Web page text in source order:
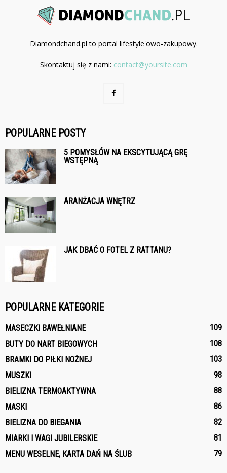
Diamondchand.pl to portal lifestyle'owo-zakupowy.
Skontaktuj się z nami: contact@yoursite.com
POPULARNE POSTY
5 POMYSŁÓW NA EKSCYTUJĄCĄ GRĘ
WSTĘPNĄ
ARANŻACJA WNĘTRZ
JAK DBAĆ O FOTEL Z RATTANU?
POPULARNE KATEGORIE
MASECZKI BAWEŁNIANE
109
BUTY DO NART BIEGOWYCH
108
BRAMKI DO PIŁKI NOŻNEJ
103
MUSZKI
98
BIELIZNA TERMOAKTYWNA
88
MASKI
86
BIELIZNA DO BIEGANIA
82
MIARKI I WAGI JUBILERSKIE
81
MENU WESELNE, KARTA DAŃ NA ŚLUB
79